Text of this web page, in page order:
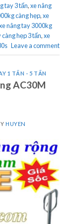
tay 3 tấn,xe nâng
càng hẹp,xe
nâng tay 3000kg
hẹp 3 tấn,xe
Leave a comment
1 TẤN - 5 TẤN
AC30M
HUYEN